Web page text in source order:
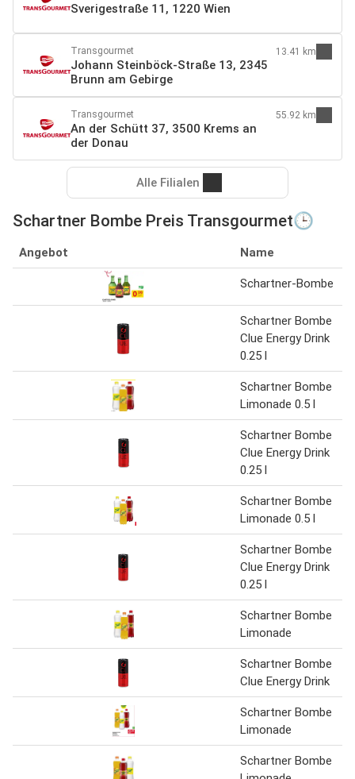
Sverigestraße 11, 1220 Wien
Transgourmet
Johann Steinböck-Straße 13, 2345
Brunn am Gebirge
13.41 km
Transgourmet
An der Schütt 37, 3500 Krems an
der Donau
55.92 km
Alle Filialen
Schartner Bombe Preis Transgourmet🕒
Angebot Name
Schartner-Bombe
Schartner Bombe
Clue Energy Drink
0.25 l
Schartner Bombe
Limonade 0.5 l
Schartner Bombe
Clue Energy Drink
0.25 l
Schartner Bombe
Limonade 0.5 l
Schartner Bombe
Clue Energy Drink
0.25 l
Schartner Bombe
Limonade
Schartner Bombe
Clue Energy Drink
Schartner Bombe
Limonade
Schartner Bombe